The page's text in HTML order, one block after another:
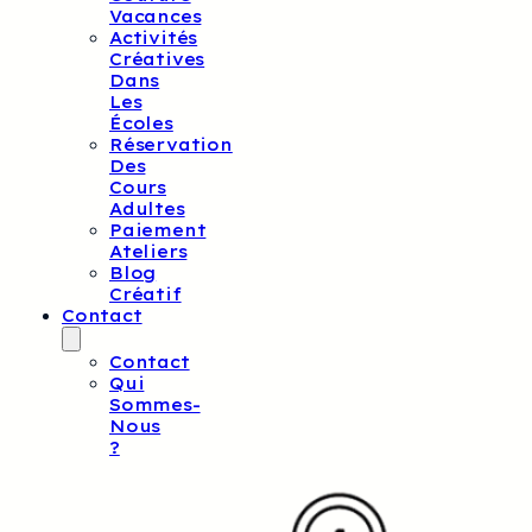
Vacances
Activités
Créatives
Dans
Les
Écoles
Réservation
Des
Cours
Adultes
Paiement
Ateliers
Blog
Créatif
Contact
Contact
Qui
Sommes-
Nous
?